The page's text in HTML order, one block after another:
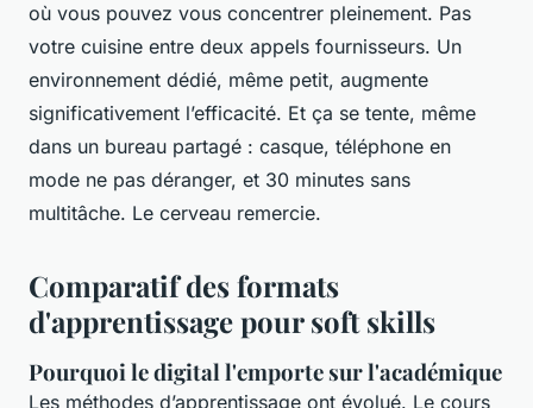
où vous pouvez vous concentrer pleinement. Pas
votre cuisine entre deux appels fournisseurs. Un
environnement dédié, même petit, augmente
significativement l’efficacité. Et ça se tente, même
dans un bureau partagé : casque, téléphone en
mode ne pas déranger, et 30 minutes sans
multitâche. Le cerveau remercie.
Comparatif des formats
d'apprentissage pour soft skills
Pourquoi le digital l'emporte sur l'académique
Les méthodes d’apprentissage ont évolué. Le cours